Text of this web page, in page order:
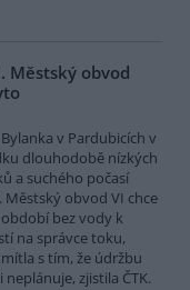
Městský obvod
v Pardubicích v
dlouhodobě nízkých
a suchého počasí
Městský obvod VI chce
bez vody k
na správce toku,
s tím, že údržbu
zjistila ČTK.